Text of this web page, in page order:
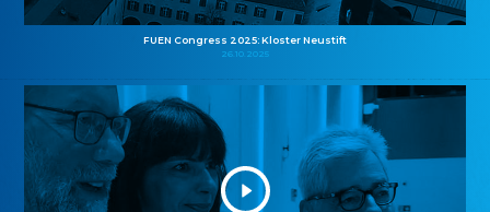
FUEN Congress 2025: Kloster Neustift
26.10.2025